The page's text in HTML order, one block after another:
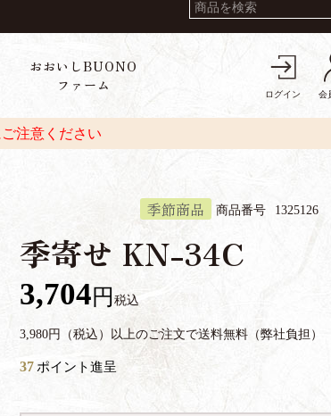
おおいしBUONO
ファーム
ログイン 会
注意ください
季節商品 商品番号 1325126
季寄せ KN-34C
3,704 税込
3,980円（税込）以上のご注文で送料無料（弊社負担）
37 ポイント進呈